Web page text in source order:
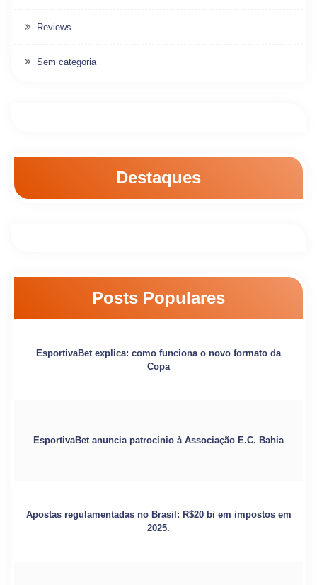
Reviews
Sem categoria
Destaques
Posts Populares
EsportivaBet explica: como funciona o novo formato da
Copa
EsportivaBet anuncia patrocínio à Associação E.C. Bahia
Apostas regulamentadas no Brasil: R$20 bi em impostos em
2025.